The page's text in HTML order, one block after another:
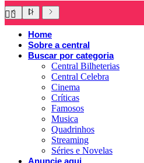
Home
Sobre a central
Buscar por categoria
Central Bilheterias
Central Celebra
Cinema
Críticas
Famosos
Musica
Quadrinhos
Streaming
Séries e Novelas
Anuncie aqui